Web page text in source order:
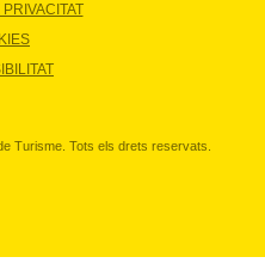
Turisme. Tots els drets reservats.